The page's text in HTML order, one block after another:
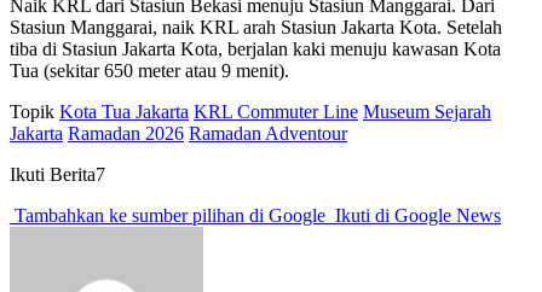
Naik KRL dari Stasiun Bekasi menuju Stasiun Manggarai. Dari
Stasiun Manggarai, naik KRL arah Stasiun Jakarta Kota. Setelah
tiba di Stasiun Jakarta Kota, berjalan kaki menuju kawasan Kota
Tua (sekitar 650 meter atau 9 menit).
Topik Kota Tua Jakarta KRL Commuter Line Museum Sejarah
Jakarta Ramadan 2026 Ramadan Adventour
Ikuti Berita7
Tambahkan ke sumber pilihan di Google Ikuti di Google News